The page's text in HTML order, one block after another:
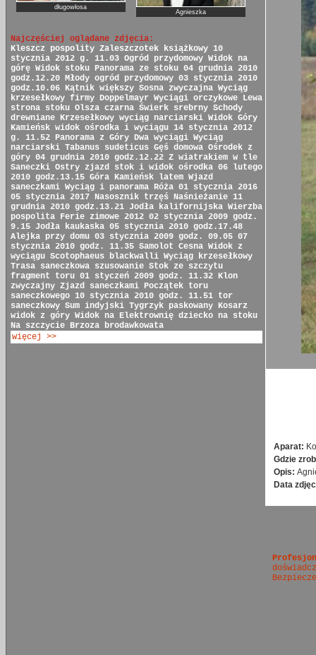
długowłosa
Agnieszka
Najczęściej oglądane zdjęcia:
Kleszcz pospolity Zaleszczotek książkowy 10
stycznia 2012 g. 11.03 Ogród przydomowy Widok na
górę Widok stoku Panorama ze stoku 04 grudnia 2010
godz.12.20 Młody ogród przydomowy 03 stycznia 2010
godz.10.06 Kątnik większy Sosna zwyczajna Wyciąg
krzesełkowy firmy Doppelmayr Wyciągi orczykowe Lewa
strona stoku Olsza czarna Świerk srebrny Schody
drewniane Krzesełkowy wyciąg narciarski Widok Góry
Kamieńsk widok ośrodka i wyciągu 14 stycznia 2012
g. 11.52 Panorama z Góry Dwa wyciągi Wyciąg
narciarski Tabanus sudeticus Gęś domowa Ośrodek z
góry 04 grudnia 2010 godz.12.22 Z wiatrakiem w tle
Saneczki Ostry zjazd stok i widok ośrodka 06 lutego
2010 godz.13.15 Góra Kamieńsk latem Wjazd
saneczkami Wyciąg i panorama Róża 01 stycznia 2016
05 stycznia 2017 Nasosznik trzęś Naśnieżanie 11
grudnia 2010 godz.13.21 Jodła kalifornijska Wierzba
pospolita Ferie zimowe 2012 02 stycznia 2009 godz.
9.15 Jodła kaukaska 05 stycznia 2010 godz.17.48
Alejka przy domu 03 stycznia 2009 godz. 09.05 07
stycznia 2010 godz. 11.35 Samolot Cesna Widok z
wyciągu Scotophaeus blackwalli Wyciąg krzesełkowy
Trasa saneczkowa szusowanie Stok ze szczytu
fragment toru 01 styczeń 2009 godz. 11.32 Klon
zwyczajny Zjazd saneczkami Początek toru
saneczkowego 10 stycznia 2010 godz. 11.51 tor
saneczkowy Sum indyjski Tygrzyk paskowany Kosarz
widok z góry Widok na Elektrownię dziecko na stoku
Na szczycie Brzoza brodawkowata
więcej >>
Aparat:
Gdzie
Opis:
Data